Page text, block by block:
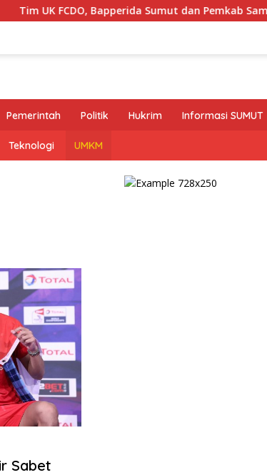
FCDO, Bapperida Sumut dan Pemkab Samosir
Pemerintah Politik Hukrim Informasi SUMUT
Teknologi UMKM
Sabet